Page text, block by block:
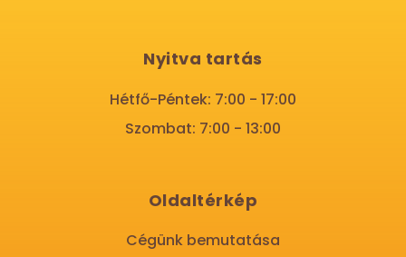
Nyitva tartás
Hétfő-Péntek: 7:00 - 17:00
Szombat: 7:00 - 13:00
Oldaltérkép
Cégünk bemutatása